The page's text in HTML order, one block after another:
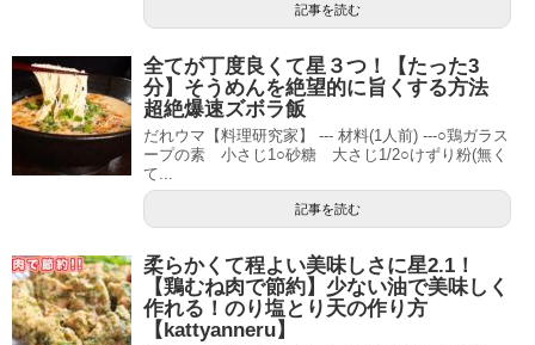
記事を読む
全てが丁度良くて星３つ！【たった3
分】そうめんを絶望的に旨くする方法
超絶爆速ズボラ飯
だれウマ【料理研究家】 --- 材料(1人前) ---○鶏ガラス
ープの素 小さじ1○砂糖 大さじ1/2○けずり粉(無く
て...
記事を読む
柔らかくて程よい美味しさに星2.1！
【鶏むね肉で節約】少ない油で美味しく
作れる！のり塩とり天の作り方
【kattyanneru】